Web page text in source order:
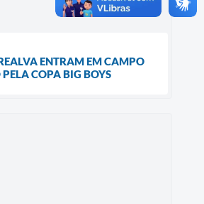
ENTRAM EM CAMPO
PELA COPA BIG BOYS